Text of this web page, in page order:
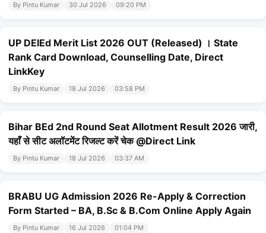
By Pintu Kumar 30 Jul 2026 09:20 PM
UP DElEd Merit List 2026 OUT (Released) । State
Rank Card Download, Counselling Date, Direct
LinkKey
By Pintu Kumar 18 Jul 2026 03:58 PM
Bihar BEd 2nd Round Seat Allotment Result 2026 जारी,
यहाँ से सीट अलॉटमेंट रिजल्ट करें चेक @Direct Link
By Pintu Kumar 18 Jul 2026 03:37 AM
BRABU UG Admission 2026 Re-Apply & Correction
Form Started – BA, B.Sc & B.Com Online Apply Again
By Pintu Kumar 16 Jul 2026 01:04 PM